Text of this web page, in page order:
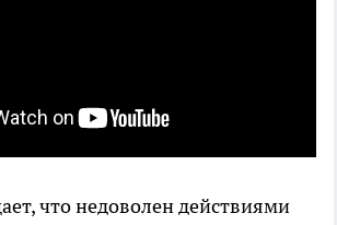
что недоволен действиями